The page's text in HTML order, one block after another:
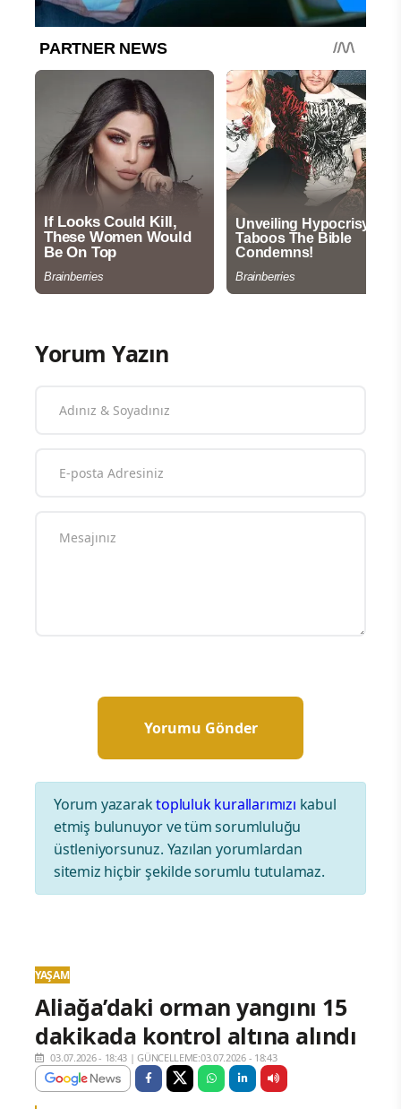
Yorum Yazın
Yorum yazaraktopluluk kurallarımızı kabul
etmiş bulunuyor ve tüm sorumluluğu
üstleniyorsunuz. Yazılan yorumlardan
sitemiz hiçbir şekilde sorumlu tutulamaz.
YAŞAM
Aliağa’daki orman yangını 15
dakikada kontrol altına alındı
03.07.2026 - 18:43 |GÜNCELLEME:03.07.2026 - 18:43